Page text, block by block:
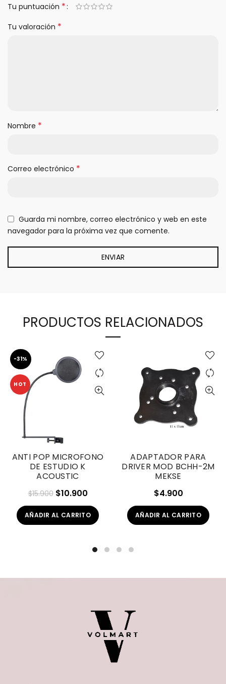
Tu puntuación *
Tu valoración *
Nombre *
Correo electrónico *
Guarda mi nombre, correo electrónico y web en este
navegador para la próxima vez que comente.
PRODUCTOS RELACIONADOS
-31%
HOT
ANTI POP MICROFONO
DE ESTUDIO K
ACOUSTIC
$15.900 El
precio
original
$10.900El
precio
actual
AÑADIR AL CARRITO
ADAPTADOR PARA
DRIVER MOD BCHH-2M
MEKSE
$4.900
AÑADIR AL CARRITO